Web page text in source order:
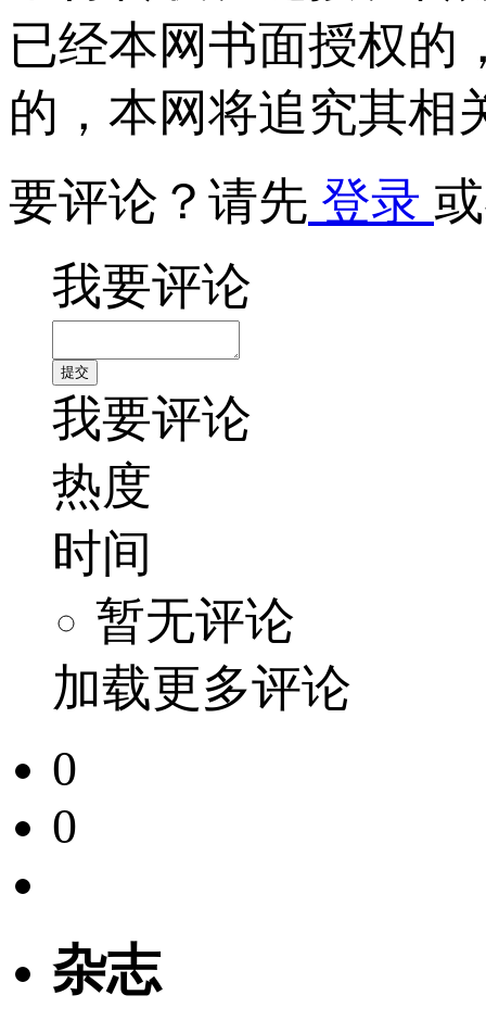
已经本网书面授权的
的，本网将追究其相
要评论？请先 登录
我要评论
我要评论
热度
时间
暂无评论
加载更多评论
0
0
杂志